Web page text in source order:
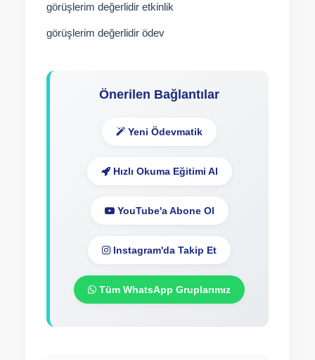
görüşlerim değerlidir etkinlik
görüşlerim değerlidir ödev
Önerilen Bağlantılar
Yeni Ödevmatik
Hızlı Okuma Eğitimi Al
YouTube'a Abone Ol
Instagram'da Takip Et
Tüm WhatsApp Gruplarımız